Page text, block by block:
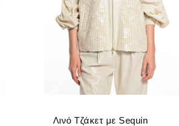
Λινό Τζάκετ με Sequin